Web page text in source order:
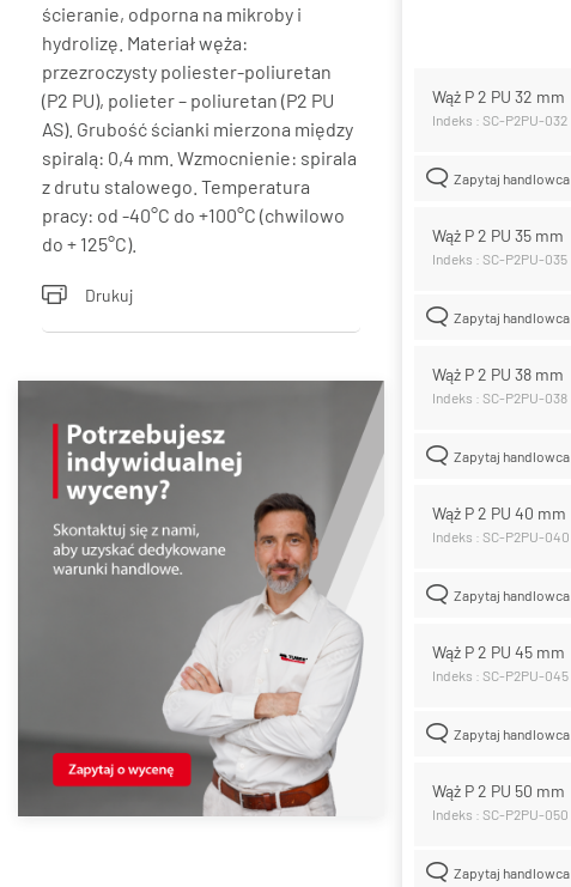
ścieranie, odporna na mikroby i
hydrolizę. Materiał węża:
przezroczysty poliester-poliuretan
(P2 PU), polieter – poliuretan (P2 PU
AS). Grubość ścianki mierzona między
spiralą: 0,4 mm. Wzmocnienie: spirala
z drutu stalowego. Temperatura
pracy: od -40°C do +100°C (chwilowo
do + 125°C).
Drukuj
Wąż P 2 PU 32 mm
Indeks : SC-P2PU-032
Zapytaj handlowca
Wąż P 2 PU 35 mm
Indeks : SC-P2PU-035
Zapytaj handlowca
Wąż P 2 PU 38 mm
Indeks : SC-P2PU-038
Zapytaj handlowca
Wąż P 2 PU 40 mm
Indeks : SC-P2PU-040
Zapytaj handlowca
Wąż P 2 PU 45 mm
Indeks : SC-P2PU-045
Zapytaj handlowca
Wąż P 2 PU 50 mm
Indeks : SC-P2PU-050
Zapytaj handlowca